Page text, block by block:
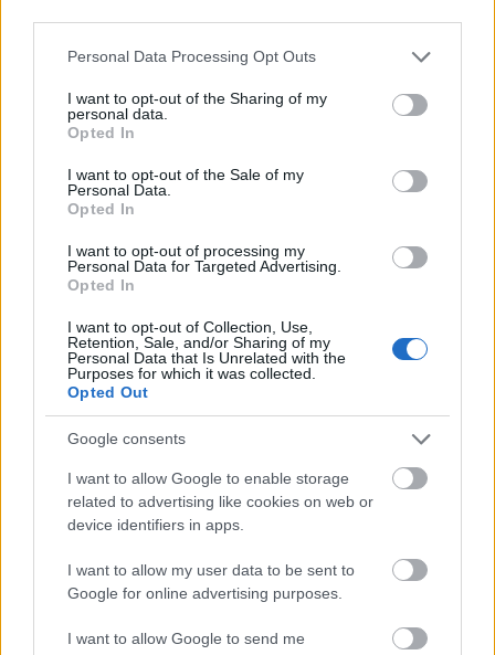
Please note that this website/app uses one or more Google
not limited to your visit or usage behaviour. You may click to
grant or deny consent to Google and its third-party tags to
use your data for below specified purposes in below Google
consent section.
Personal Data Processing Opt Outs
I want to opt-out of the Sharing of my
personal data.
Opted In
I want to opt-out of the Sale of my
Personal Data.
Opted In
I want to opt-out of processing my
Personal Data for Targeted Advertising.
Opted In
I want to opt-out of Collection, Use,
Retention, Sale, and/or Sharing of my
Personal Data that Is Unrelated with the
Purposes for which it was collected.
Opted Out
Google consents
I want to allow Google to enable storage
related to advertising like cookies on web or
device identifiers in apps.
I want to allow my user data to be sent to
Google for online advertising purposes.
I want to allow Google to send me
felszólításra sem tett eleget törvényi
kötelezettségének, ezért a kormány
Mészáros Lajosnak, a térség országgyűlési
képviselőjének kérésére a Bérgarancia
Alapból kifizette a Dunaferr-cégcsoport
dolgozóinak októberi bérét. Az érintett
közel 3500 munkavállaló megkapta a
fizetését, amelyre a kormányzat mintegy 2
milliárd forintot különített el, biztosítva
ezzel a családok megélhetését - közölte a
Nemzetgazdasági Minisztérium (NGM).